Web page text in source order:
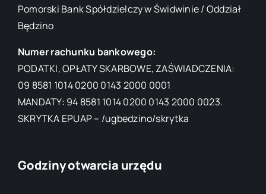
Pomorski Bank Spółdzielczy w Świdwinie / Oddział
Będzino
Numer rachunku bankowego:
PODATKI, OPŁATY SKARBOWE, ZAŚWIADCZENIA:
09 8581 1014 0200 0143 2000 0001
MANDATY: 94 8581 1014 0200 0143 2000 0023.
SKRYTKA EPUAP – /ugbedzino/skrytka
Godziny otwarcia urzędu